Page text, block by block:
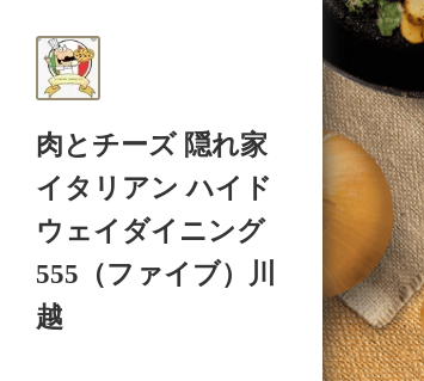
肉とチーズ 隠れ家
イタリアン ハイド
ウェイダイニング
555（ファイブ）川
越